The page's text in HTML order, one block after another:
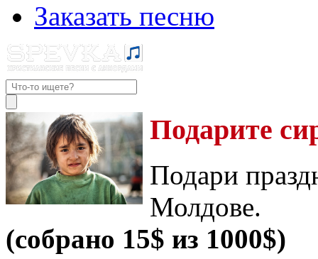
Заказать песню
Подарите
Подари
Молдове.
(собрано 15$ из 1000$)